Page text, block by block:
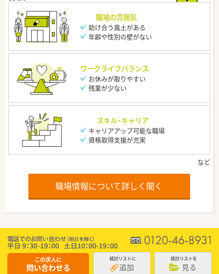
職場の雰囲気
助け合う風土がある
年齢や性別の壁がない
ワークライフバランス
お休みが取りやすい
残業が少ない
スキル・キャリア
キャリアアップ可能な職場
資格取得支援が充実
職場情報について詳しく聞く
この求人に
問い合わせる
検討リストに
追加
検討リストを
見る